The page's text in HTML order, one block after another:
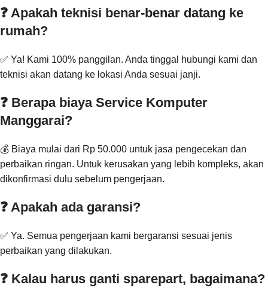
❓ Apakah teknisi benar-benar datang ke
rumah?
✅ Ya! Kami 100% panggilan. Anda tinggal hubungi kami dan
teknisi akan datang ke lokasi Anda sesuai janji.
❓ Berapa biaya Service Komputer
Manggarai?
💰 Biaya mulai dari Rp 50.000 untuk jasa pengecekan dan
perbaikan ringan. Untuk kerusakan yang lebih kompleks, akan
dikonfirmasi dulu sebelum pengerjaan.
❓ Apakah ada garansi?
✅ Ya. Semua pengerjaan kami bergaransi sesuai jenis
perbaikan yang dilakukan.
❓ Kalau harus ganti sparepart, bagaimana?